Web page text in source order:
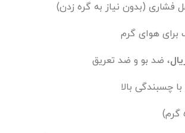
فشاری (بدون نیاز به گره زدن)
برای هوای گرم
، ضد بو و ضد تعریق
با چسبندگی بالا